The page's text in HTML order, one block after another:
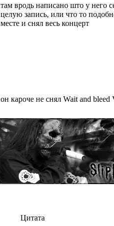
там вродь написано што у него
целую запись, или что то
месте и снял весь концерт
он кароче не снял Wait and
Цитата